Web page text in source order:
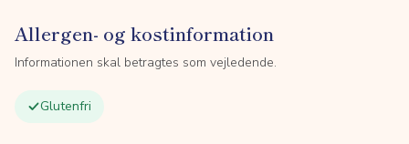
Allergen- og kostinformation
Informationen skal betragtes som vejledende.
Glutenfri